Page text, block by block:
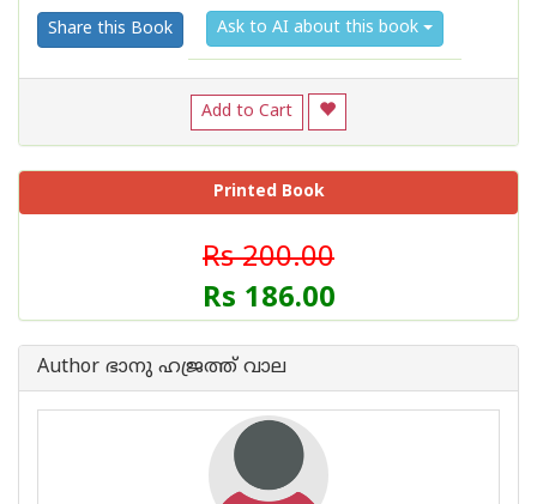
Share this Book Ask to AI about this book
Add to Cart
Printed Book
Rs 200.00
Rs 186.00
Author ഭാനു ഹജ്രത്ത് വാല